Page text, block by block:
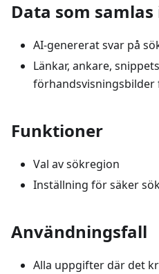
Data som samlas
AI-genererat svar på
Länkar, ankare,
Funktioner
Val av sökregion
Inställning för säker
Användningsfall
Alla uppgifter där det